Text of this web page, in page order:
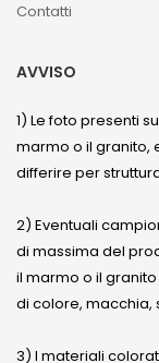
Contatti
AVVISO
1) Le foto presenti
marmo o il granito,
differire per
2) Eventuali
di massima del
il marmo o il
di colore, macchia,
3) I materiali